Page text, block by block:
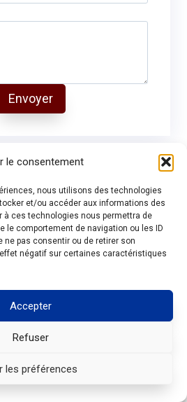
le consentement
nous utilisons des technologies
et/ou accéder aux informations des
à ces technologies nous permettra de
le comportement de navigation ou les ID
ne pas consentir ou de retirer son
négatif sur certaines caractéristiques
Accepter
Refuser
les préférences
Envoyer